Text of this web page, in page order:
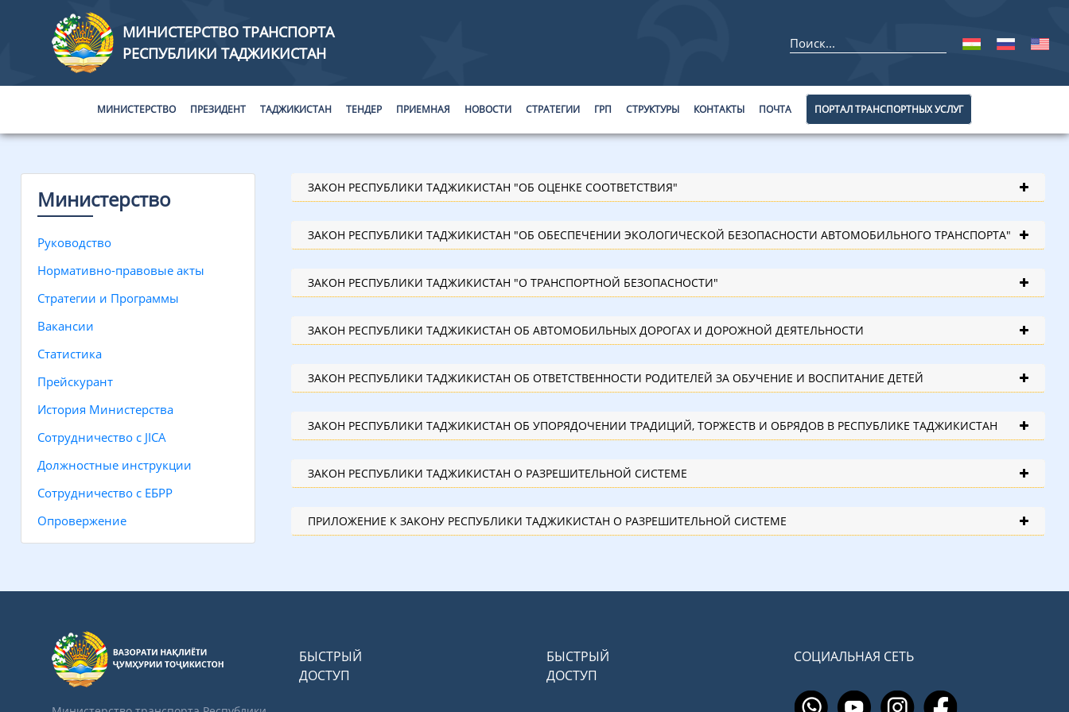
МИНИСТЕРСТВО ТРАНСПОРТА
РЕСПУБЛИКИ ТАДЖИКИСТАН
МИНИСТЕРСТВО ПРЕЗИДЕНТ ТАДЖИКИСТАН ТЕНДЕР ПРИЕМНАЯ НОВОСТИ СТРАТЕГИИ ГРП СТРУКТУРЫ КОНТАКТЫ ПОЧТА ПОРТАЛ ТРАНСПОРТНЫХ УСЛУГ
Министерство
Руководство
Нормативно-правовые акты
Стратегии и Программы
Вакансии
Статистика
Прейскурант
История Министерства
Сотрудничество с JICA
Должностные инструкции
Сотрудничество с ЕБРР
Опровержение
ЗАКОН РЕСПУБЛИКИ ТАДЖИКИСТАН "ОБ ОЦЕНКЕ СООТВЕТСТВИЯ"
ЗАКОН РЕСПУБЛИКИ ТАДЖИКИСТАН "ОБ ОБЕСПЕЧЕНИИ ЭКОЛОГИЧЕСКОЙ БЕЗОПАСНОСТИ АВТОМОБИЛЬНОГО ТРАНСПОРТА"
ЗАКОН РЕСПУБЛИКИ ТАДЖИКИСТАН "О ТРАНСПОРТНОЙ БЕЗОПАСНОСТИ"
ЗАКОН РЕСПУБЛИКИ ТАДЖИКИСТАН ОБ АВТОМОБИЛЬНЫХ ДОРОГАХ И ДОРОЖНОЙ ДЕЯТЕЛЬНОСТИ
ЗАКОН РЕСПУБЛИКИ ТАДЖИКИСТАН ОБ ОТВЕТСТВЕННОСТИ РОДИТЕЛЕЙ ЗА ОБУЧЕНИЕ И ВОСПИТАНИЕ ДЕТЕЙ
ЗАКОН РЕСПУБЛИКИ ТАДЖИКИСТАН ОБ УПОРЯДОЧЕНИИ ТРАДИЦИЙ, ТОРЖЕСТВ И ОБРЯДОВ В РЕСПУБЛИКЕ ТАДЖИКИСТАН
ЗАКОН РЕСПУБЛИКИ ТАДЖИКИСТАН О РАЗРЕШИТЕЛЬНОЙ СИСТЕМЕ
ПРИЛОЖЕНИЕ К ЗАКОНУ РЕСПУБЛИКИ ТАДЖИКИСТАН О РАЗРЕШИТЕЛЬНОЙ СИСТЕМЕ
БЫСТРЫЙ
ДОСТУП
БЫСТРЫЙ
ДОСТУП
СОЦИАЛЬНАЯ СЕТЬ